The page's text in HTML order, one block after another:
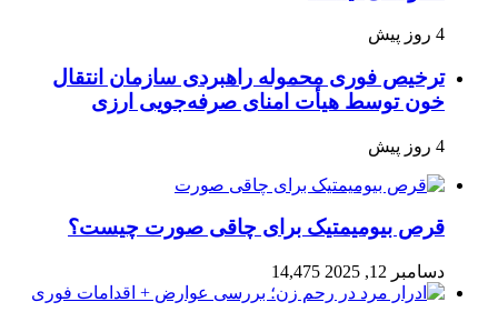
4 روز پیش
ترخیص فوری محموله راهبردی سازمان انتقال
خون توسط هیأت امنای صرفه‌جویی ارزی
4 روز پیش
قرص بیومیمتیک برای چاقی صورت چیست؟
دسامبر 12, 2025 14,475